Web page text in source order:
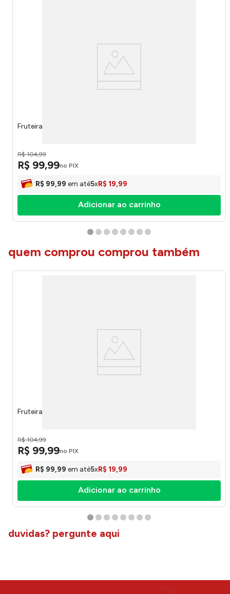
Fruteira Tripla Aço Black 2522 - Arthi
R$ 104,99
R$ 99,99no PIX
R$ 99,99 em até5xR$ 19,99
Adicionar ao carrinho
quem comprou comprou também
Fruteira Tripla Aço Black 2522 - Arthi
R$ 104,99
R$ 99,99no PIX
R$ 99,99 em até5xR$ 19,99
Adicionar ao carrinho
duvidas? pergunte aqui